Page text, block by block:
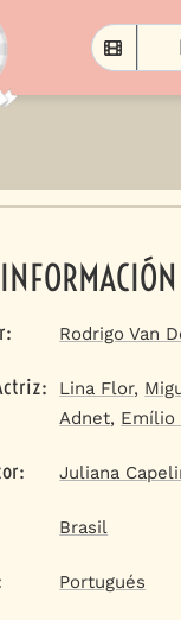
: Rodrigo Van
: Lina Flor,
Adnet, Emílio
: Juliana
Brasil
Portugués